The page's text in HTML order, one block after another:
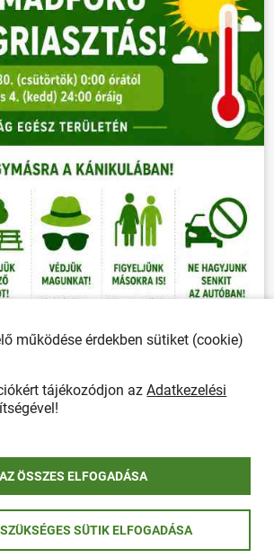
működése érdekben sütiket (cookie)
tájékozódjon azAdatkezelési
AZ ÖSSZES ELFOGADÁSA
SÜTIK ELFOGADÁSA